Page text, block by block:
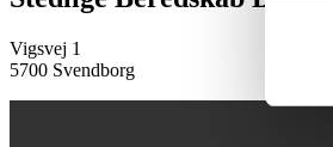
Vigsvej 1
5700 Svendborg